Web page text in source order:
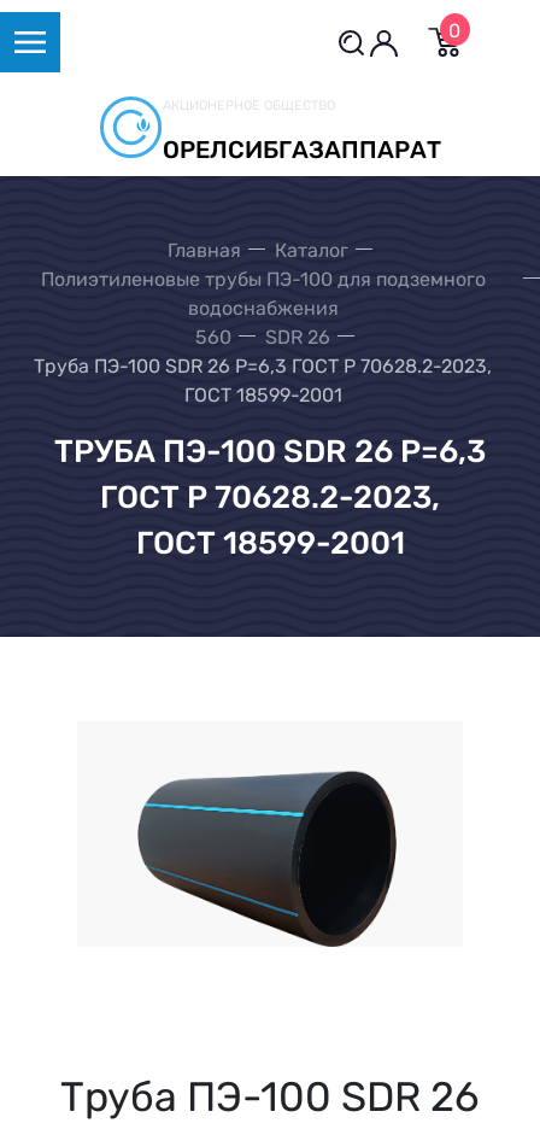
0
АКЦИОНЕРНОЕ ОБЩЕСТВО
ОРЕЛСИБГАЗАППАРАТ
Главная
Каталог
Полиэтиленовые трубы ПЭ-100 для подземного
водоснабжения
560
SDR 26
Труба ПЭ-100 SDR 26 Р=6,3 ГОСТ Р 70628.2-2023,
ГОСТ 18599-2001
ТРУБА ПЭ-100 SDR 26 Р=6,3
ГОСТ Р 70628.2-2023,
ГОСТ 18599-2001
Труба ПЭ-100 SDR 26